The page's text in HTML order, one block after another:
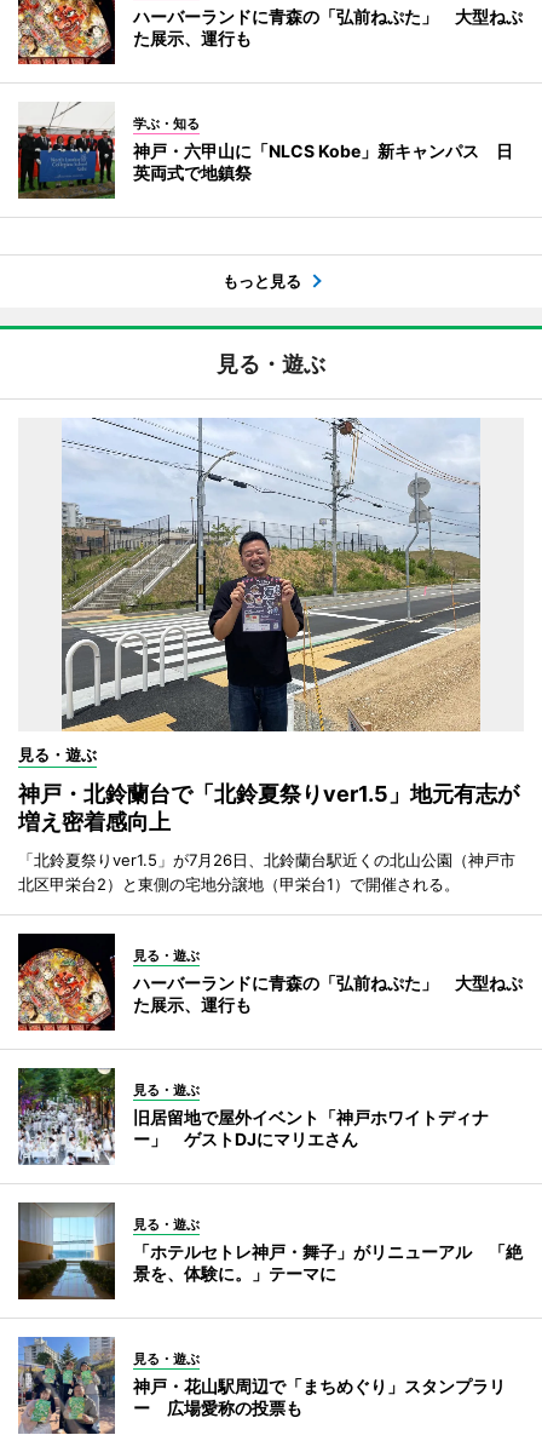
ハーバーランドに青森の「弘前ねぷた」 大型ねぷ
た展示、運行も
学ぶ・知る
神戸・六甲山に「NLCS Kobe」新キャンパス 日
英両式で地鎮祭
もっと見る
見る・遊ぶ
見る・遊ぶ
神戸・北鈴蘭台で「北鈴夏祭りver1.5」地元有志が
増え密着感向上
「北鈴夏祭りver1.5」が7月26日、北鈴蘭台駅近くの北山公園（神戸市
北区甲栄台2）と東側の宅地分譲地（甲栄台1）で開催される。
見る・遊ぶ
ハーバーランドに青森の「弘前ねぷた」 大型ねぷ
た展示、運行も
見る・遊ぶ
旧居留地で屋外イベント「神戸ホワイトディナ
ー」 ゲストDJにマリエさん
見る・遊ぶ
「ホテルセトレ神戸・舞子」がリニューアル 「絶
景を、体験に。」テーマに
見る・遊ぶ
神戸・花山駅周辺で「まちめぐり」スタンプラリ
ー 広場愛称の投票も